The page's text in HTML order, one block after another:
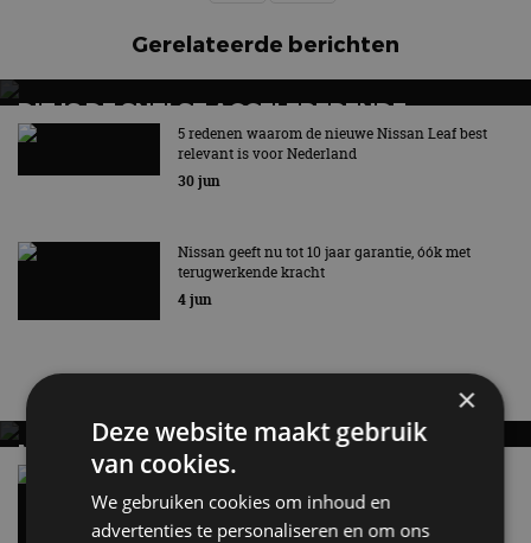
Gerelateerde berichten
DIT IS DE SNELST ACCELERERENDE
RACEAUTO VAN NISSAN
Nieuwe Formula E GEN4-raceauto van Nissan
5 redenen waarom de nieuwe Nissan Leaf best
relevant is voor Nederland
30 jun
Nissan geeft nu tot 10 jaar garantie, óók met
terugwerkende kracht
4 jun
MET KORTING NAAR EV EXPERIENCE 2026?
AUTORAI REGELT HET!
EV Experience 2026 van 24 tot 26 september
Vergelijking: BMW iX3 vs Volvo EX60 – Welke
moet je hebben?
28 mei
×
Deze website maakt gebruik
van cookies.
We gebruiken cookies om inhoud en
advertenties te personaliseren en om ons